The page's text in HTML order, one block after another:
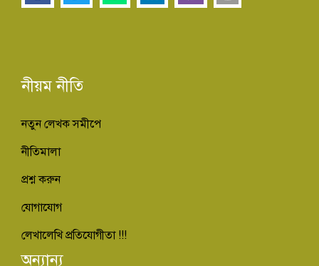
নীয়ম নীতি
নতুন লেখক সমীপে
নীতিমালা
প্রশ্ন করুন
যোগাযোগ
লেখালেখি প্রতিযোগীতা !!!
অন্যান্য